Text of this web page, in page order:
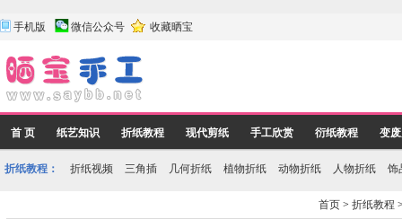
手机版 微信公众号 收藏晒宝
首 页 纸艺知识 折纸教程 现代剪纸 手工欣赏 衍纸教程 变
折纸教程： 折纸视频 三角插 几何折纸 植物折纸 动物折纸 人物折纸 饰
首页 >折纸教程